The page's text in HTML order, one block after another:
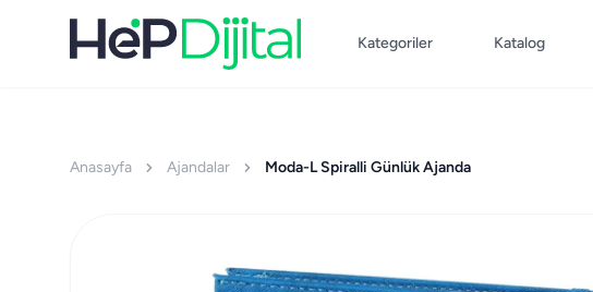
Kategoriler Katalog
Anasayfa Ajandalar Moda-L Spiralli Günlük Ajanda